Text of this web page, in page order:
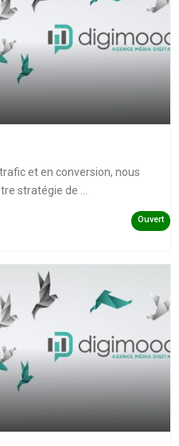
et en conversion, nous
stratégie de ...
Ouvert